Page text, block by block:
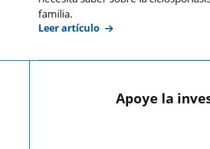
familia.
Leer artículo
Apoye la